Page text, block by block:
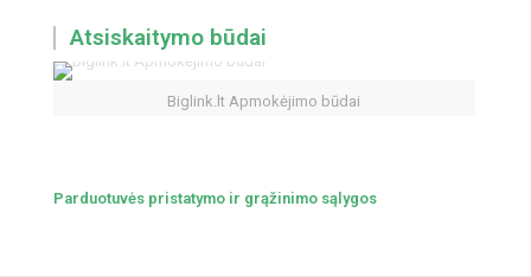
Atsiskaitymo būdai
Biglink.lt Apmokėjimo būdai
Parduotuvės pristatymo ir grąžinimo sąlygos